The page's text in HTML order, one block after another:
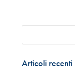
Articoli recenti